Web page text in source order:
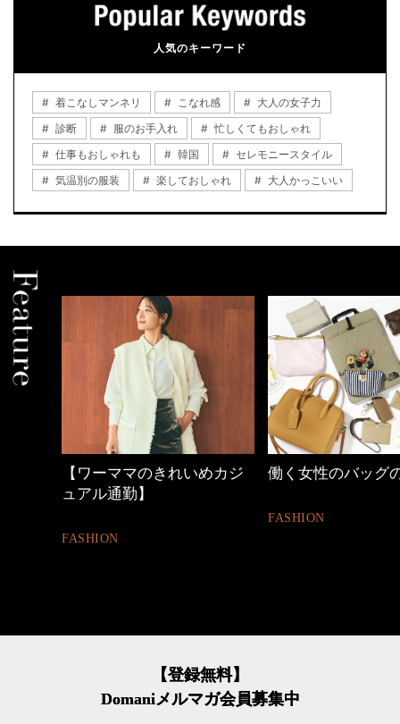
人気のキーワード
着こなしマンネリ こなれ感
大人の女子力
診断
服のお手入れ
忙しくてもおしゃれ
仕事もおしゃれも
韓国
セレモニースタイル
気温別の服装
楽しておしゃれ 大人かっこいい
働く女性のバッグの中身
心地よくいられる
【登録無料】
Domaniメルマガ会員募集中